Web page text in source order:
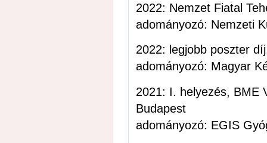
2022: Nemzet Fiatal
adományozó: Nemzeti
2022: legjobb poszter
adományozó: Magyar
2021: I. helyezés, BME
Budapest
adományozó: EGIS